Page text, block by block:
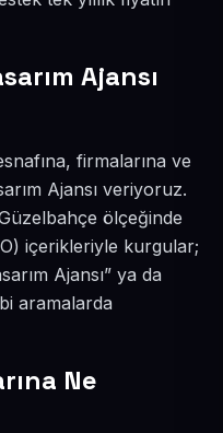
Ajansı
firmalarına ve
Ajansı veriyoruz.
ölçeğinde
içerikleriyle kurgular;
Ajansı” ya da
aramalarda
Ne